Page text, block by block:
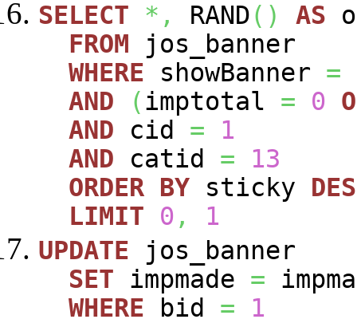
SELECT
*, RAND( ) AS
FROM jos_banner
WHERE showBanner =
AND
(imptotal = 0
AND cid =
1
AND catid =
13
ORDER BY sticky
LIMIT
0 ,
1
UPDATE jos_banner
SET impmade =
WHERE bid =
1